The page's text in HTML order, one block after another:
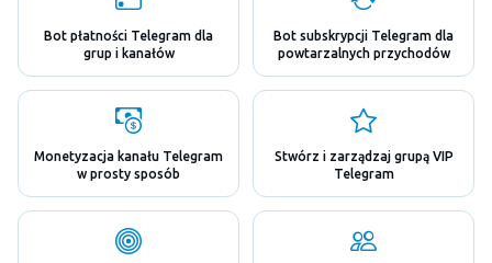
Bot płatności Telegram dla
grup i kanałów
Bot subskrypcji Telegram dla
powtarzalnych przychodów
Monetyzacja kanału Telegram
w prosty sposób
Stwórz i zarządzaj grupą VIP
Telegram